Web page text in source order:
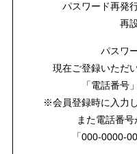
パスワード再発
再
パスワ
現在ご登録いただ
「電話番号
※会員登録時に入力
また電話番
「000-0000-